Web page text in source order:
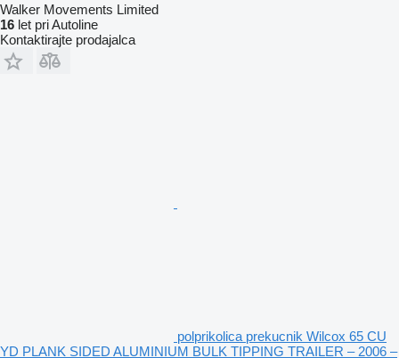
Walker Movements Limited
16 let pri Autoline
Kontaktirajte prodajalca
polprikolica prekucnik Wilcox 65 CU
YD PLANK SIDED ALUMINIUM BULK TIPPING TRAILER – 2006 –